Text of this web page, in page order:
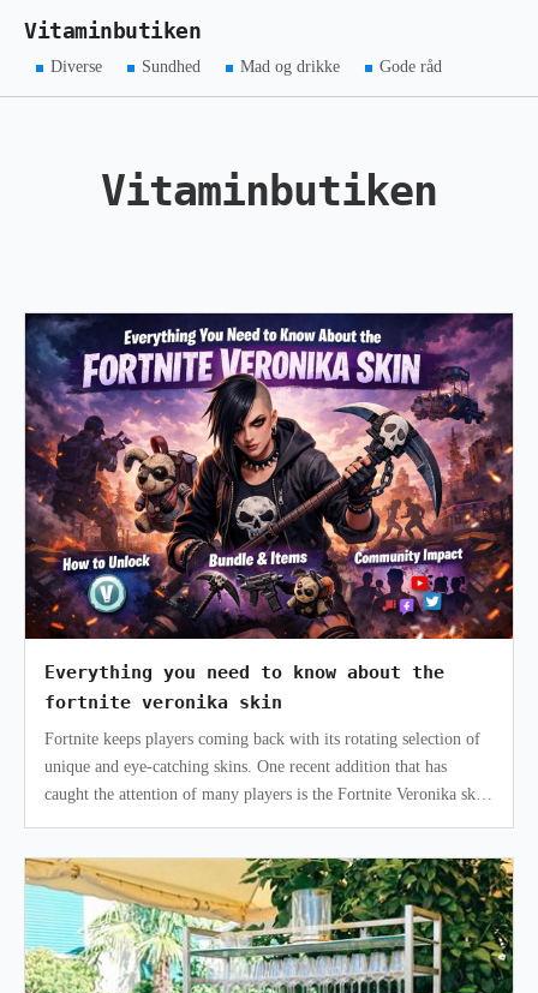
Vitaminbutiken
Diverse Sundhed Mad og drikke Gode råd
Vitaminbutiken
Everything you need to know about the
fortnite veronika skin
Fortnite keeps players coming back with its rotating selection of
unique and eye-catching skins. One recent addition that has
caught the attention of many players is the Fortnite Veronika skin